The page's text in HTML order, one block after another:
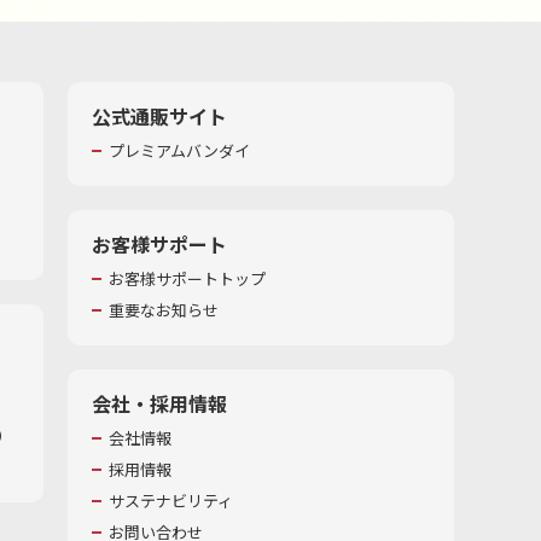
公式通販サイト
プレミアムバンダイ
お客様サポート
お客様サポートトップ
重要なお知らせ
会社・採用情報
会社情報
採用情報
サステナビリティ
お問い合わせ